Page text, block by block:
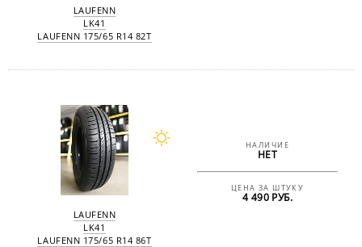
LAUFENN
LK41
LAUFENN 175/65 R14 82T
LAUFENN
LK41
LAUFENN 175/65 R14 86T
НАЛИЧИЕ
НЕТ
ЦЕНА ЗА ШТУКУ
4 490 РУБ.